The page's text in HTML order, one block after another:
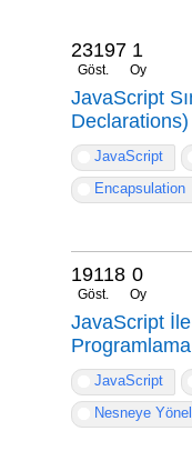
23197
Göst.
1
Oy
JavaScript
Declarations)
JavaScript
Encapsulation
19118
Göst.
0
Oy
JavaScript
JavaScript
Nesneye